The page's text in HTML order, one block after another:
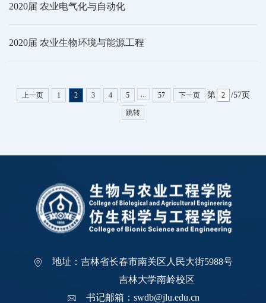
2020届 农业电气化与自动化
2020届 农业生物环境与能源工程
上一页 1 2 3 4 5 ... 57 下一页 第 /57页
跳转
地址：吉林省长春市南关区人民大街5988号
吉林大学南岭校区
书记邮箱：swdb@jlu.edu.cn